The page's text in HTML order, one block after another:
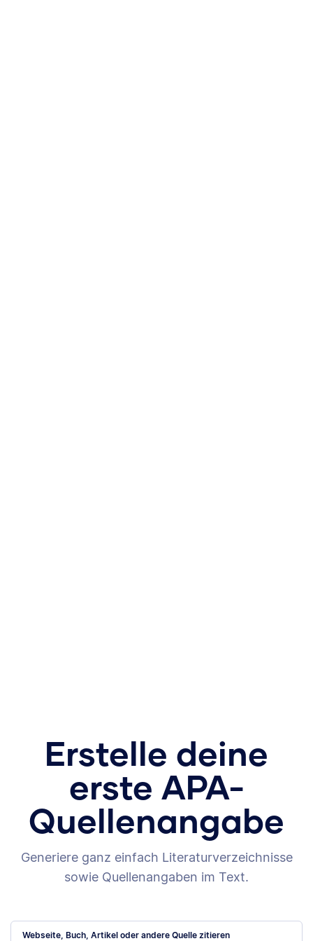
Erstelle deine
erste APA-
Quellenangabe
Generiere ganz einfach Literaturverzeichnisse
sowie Quellenangaben im Text.
Webseite, Buch, Artikel oder andere Quelle zitieren